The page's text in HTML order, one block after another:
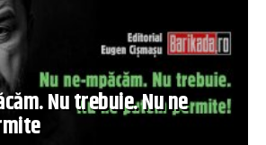
Nu trebuie. Nu ne